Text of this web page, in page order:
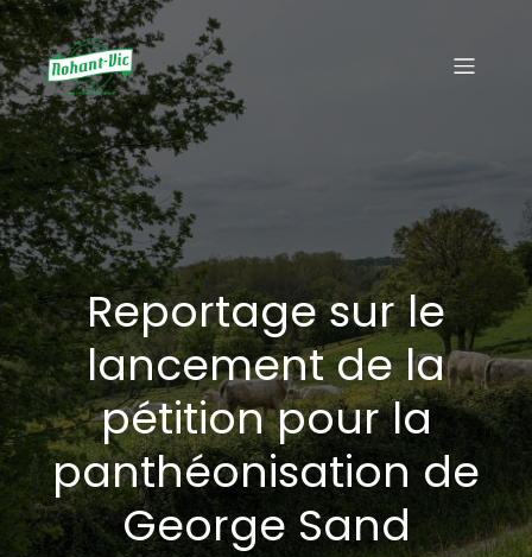
Reportage sur le
lancement de la
pétition pour la
panthéonisation de
George Sand